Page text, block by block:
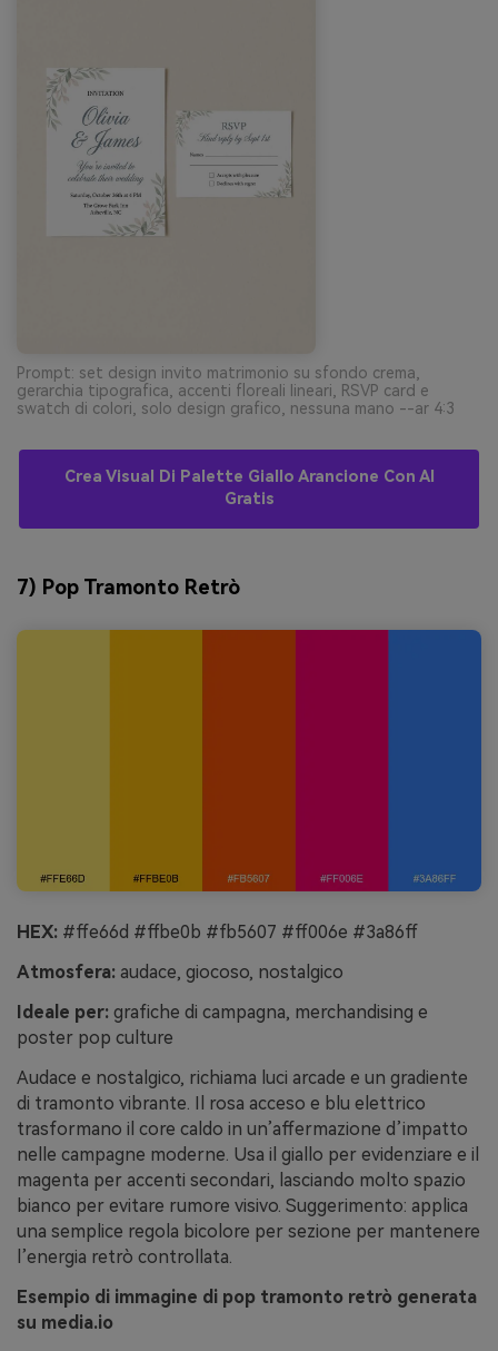
Prompt: set design invito matrimonio su sfondo crema,
gerarchia tipografica, accenti floreali lineari, RSVP card e
swatch di colori, solo design grafico, nessuna mano --ar 4:3
Crea Visual Di Palette Giallo Arancione Con AI
Gratis
7) Pop Tramonto Retrò
HEX: #ffe66d #ffbe0b #fb5607 #ff006e #3a86ff
Atmosfera: audace, giocoso, nostalgico
Ideale per: grafiche di campagna, merchandising e
poster pop culture
Audace e nostalgico, richiama luci arcade e un gradiente
di tramonto vibrante. Il rosa acceso e blu elettrico
trasformano il core caldo in un’affermazione d’impatto
nelle campagne moderne. Usa il giallo per evidenziare e il
magenta per accenti secondari, lasciando molto spazio
bianco per evitare rumore visivo. Suggerimento: applica
una semplice regola bicolore per sezione per mantenere
l’energia retrò controllata.
Esempio di immagine di pop tramonto retrò generata
su media.io